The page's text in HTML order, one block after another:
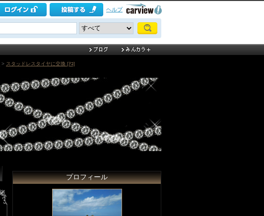
ヘルプ
> スタッドレスタイヤに交換 [ｱｺ]
プロフィール